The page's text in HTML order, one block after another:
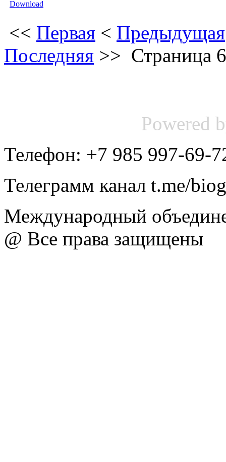
<< Первая < Предыдущая
Последняя >> Страница
Powered
Телефон: +7 985 997-69-
Телеграмм канал t.me/
Международный
@ Все права защищены